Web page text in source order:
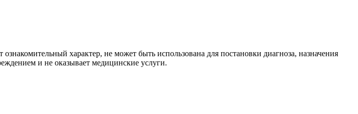
характер, не может быть использована для постановки диагноза, назначения
и не оказывает медицинские услуги.